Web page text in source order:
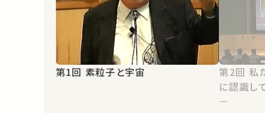
第1回 素粒子と宇宙
第2回 私たちは物質世界をどのよう
に認識し
－